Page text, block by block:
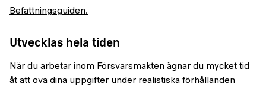
Befattningsguiden.
Utvecklas hela tiden
När du arbetar inom Försvarsmakten ägnar du mycket tid
åt att öva dina uppgifter under realistiska förhållanden